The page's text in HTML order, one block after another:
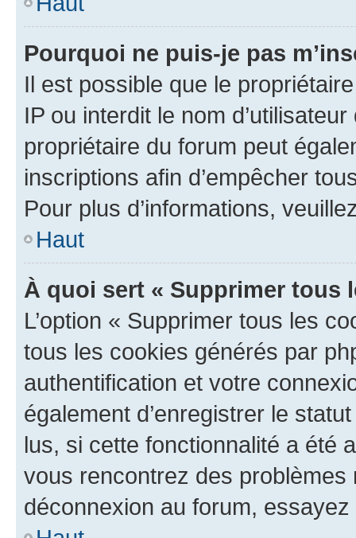
Pourquoi ne puis-je pas
Il est possible que le
IP ou interdit le nom
propriétaire du forum peut
inscriptions afin d’empêcher
Pour plus d’informations,
Haut
À quoi sert « Supprimer tous
L’option « Supprimer tous les
tous les cookies générés par
authentification et votre
également d’enregistrer le
lus, si cette fonctionnalité a été
vous rencontrez des
déconnexion au forum,